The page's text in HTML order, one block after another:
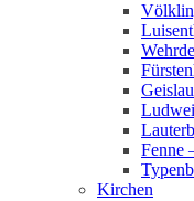
Fenne
Kirchen